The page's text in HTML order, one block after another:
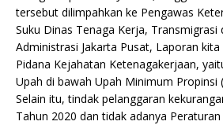
tersebut dilimpahkan ke Pengawas
Suku Dinas Tenaga Kerja, Transmigrasi
Administrasi Jakarta Pusat, Laporan
Pidana Kejahatan Ketenagakerjaan,
Upah di bawah Upah Minimum Propinsi
Selain itu, tindak pelanggaran
Tahun 2020 dan tidak adanya